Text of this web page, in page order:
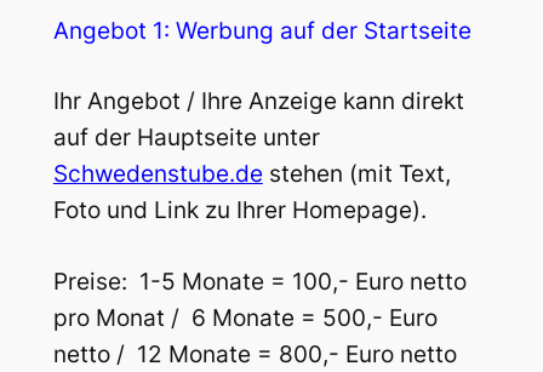
Angebot 1: Werbung auf der Startseite
Ihr Angebot / Ihre Anzeige kann direkt
auf der Hauptseite unter
Schwedenstube.de stehen (mit Text,
Foto und Link zu Ihrer Homepage).
Preise: 1-5 Monate = 100,- Euro netto
pro Monat / 6 Monate = 500,- Euro
netto / 12 Monate = 800,- Euro netto